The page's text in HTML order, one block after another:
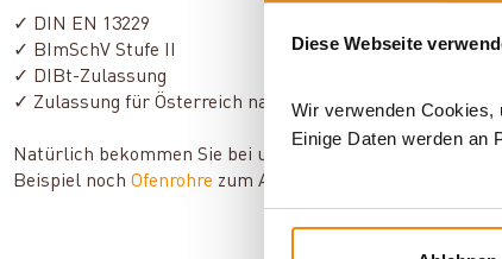
Diese Webseite
Wir verwenden Cookies,
Einige Daten werden an
✓ DIN EN 13229
✓ BImSchV Stufe II
✓ DIBt-Zulassung
✓ Zulassung für Österreich nach 15a B-VG
Natürlich bekommen Sie bei uns auch alle wichtigen
Beispiel nochOfenrohre zum Anschluss an den